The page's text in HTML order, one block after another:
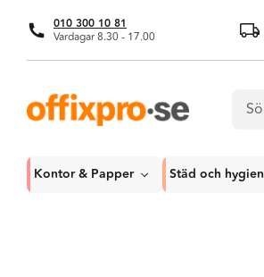
010 300 10 81
Vardagar 8.30 - 17.00
Kontor & Papper Städ och hygien